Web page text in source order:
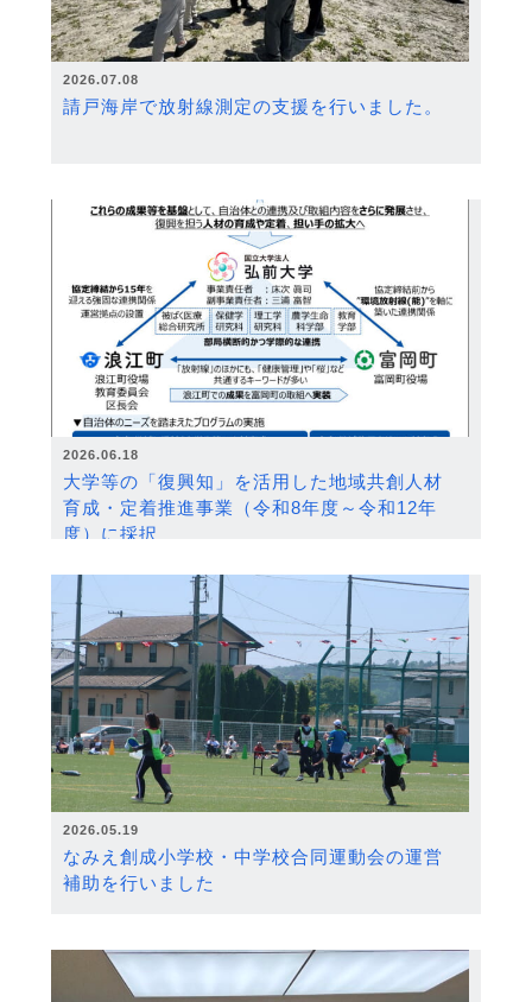
2026.07.08
請戸海岸で放射線測定の支援を行いました。
2026.06.18
大学等の「復興知」を活用した地域共創人材
育成・定着推進事業（令和8年度～令和12年
度）に採択
2026.05.19
なみえ創成小学校・中学校合同運動会の運営
補助を行いました